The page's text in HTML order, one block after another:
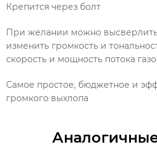
Крепится через болт
При желании можно высверлить
изменить громкость и
скорость и мощность потока
Самое простое, бюджетное и
громкого выхлопа